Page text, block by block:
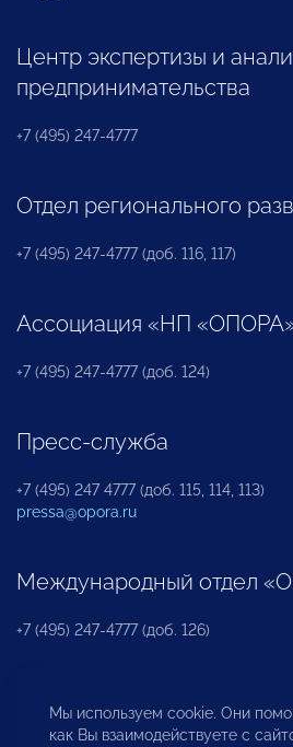
Центр экспертизы и
предпринимательства
+7 (495) 247-4777
Отдел регионального
+7 (495) 247-4777 (доб. 116, 117)
Ассоциация «НП
+7 (495) 247-4777 (доб. 124)
Пресс-служба
+7 (495) 247 4777 (доб. 115, 114, 113)
pressa@opora.ru
Международный отдел
+7 (495) 247-4777 (доб. 126)
Бюро по защите прав
инвесторов
Мы используем cookie. Они
как Вы взаимодействуете с